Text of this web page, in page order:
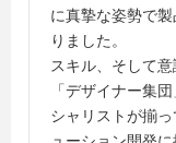
に真摯な姿勢で
りました。
スキル、そして
「デザイナー集
シャリストが揃